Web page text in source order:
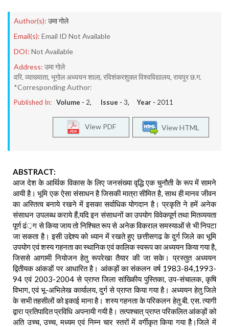
Author(s): उमा गोले
Email(s): Email ID Not Available
DOI: Not Available
Address: उमा गोले
वरि. व्याख्याता, भूगोल अध्ययन शाला, रविशंकरशुक्ल विश्वविद्यालय, रायपुर छ.ग.
*Corresponding Author:
Published In: Volume - 2, Issue - 3, Year - 2011
View HTML
View PDF
ABSTRACT:
आज देश के आर्थिक विकास के लिए जनसंख्या वृद्धि एक चुनौती के रूप में सामने
आयी है। भूमि एक ऐसा संसाधन है जिसकी मात्रा सीमित है, साथ ही मानव जीवन
का अस्तित्व बनाये रखने में इसका सर्वाधिक योगदान है। प्रकृति ने हमें अनेक
संसाधन उपलब्ध कराये हैं,यदि इन संसाधनों का उपयोग विवेकपूर्ण तथा मितव्ययता
पूर्ण ढं़ग से किया जाय तो निश्चित रूप से अनेक विकराल समस्याओं से भी निपटा
जा सकता है। इसी उद्देश्य को ध्यान में रखते हुए छत्तीसगढ के दुर्ग जिले का भूमि
उपयोग एवं शस्य गहनता का स्थानिक एवं कालिक स्वरूप का अध्ययन किया गया है,
जिससे आगामी नियोजन हेतु रूपरेखा तैयार की जा सके। प्रस्तुत अध्ययन
द्वितीयक आंकडों पर आधारित है। आंकड़ों का संकलन वर्ष 1983-84,1993-
94 एवं 2003-2004 से प्राप्त जिला सांख्किीय पुस्तिका, उप-संचालक, कृषि
विभाग, एवं भू-अभिलेख कार्यालय, दुर्ग से प्राप्त किया गया है। अध्ययन हेतु जिले
के सभी तहसीलों को इकाई माना है। शस्य गहनता के परिकलन हेतु बी. एस. त्यागी
द्वारा प्रतिपादित प्रविधि अपनायी गयी है। तत्पश्चात् प्राप्त परिकलित आंकड़ों को
अति उच्च, उच्च, मध्यम एवं निम्न चार स्तरों में वर्गीकृत किया गया हैै।जिले में